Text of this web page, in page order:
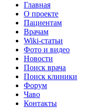
Главная
О проекте
Пациентам
Врачам
Wiki-статьи
Фото и видео
Новости
Поиск врача
Поиск клиники
Форум
Чаво
Контакты